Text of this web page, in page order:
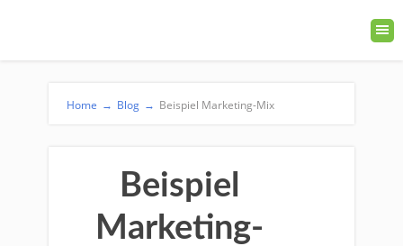
Home → Blog → Beispiel Marketing-Mix
Beispiel
Marketing-